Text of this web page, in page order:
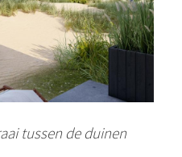
tussen de duinen